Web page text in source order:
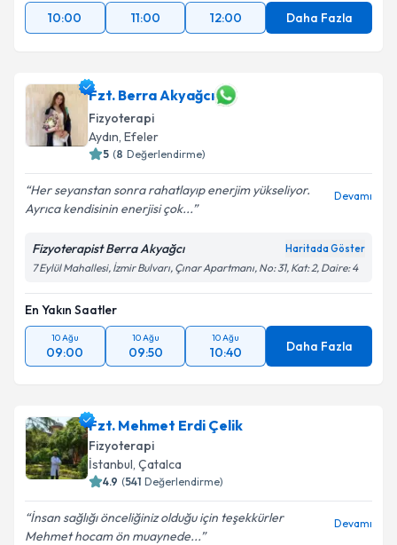
10:00
11:00 12:00 Daha Fazla
Fzt. Berra Akyağcı
Fizyoterapi
Aydın, Efeler
5 (8 Değerlendirme)
Her seyanstan sonra rahatlayıp enerjim yükseliyor.
Ayrıca kendisinin enerjisi çok...
Devamı
Fizyoterapist Berra Akyağcı Haritada Göster
7 Eylül Mahallesi, İzmir Bulvarı, Çınar Apartmanı, No: 31, Kat: 2, Daire: 4
En Yakın Saatler
10 Ağu
09:00
10 Ağu
09:50
10 Ağu
10:40 Daha Fazla
Fzt. Mehmet Erdi Çelik
Fizyoterapi
İstanbul, Çatalca
4.9 (541 Değerlendirme)
İnsan sağlığı önceliğiniz olduğu için teşekkürler
Mehmet hocam ön muaynede...
Devamı